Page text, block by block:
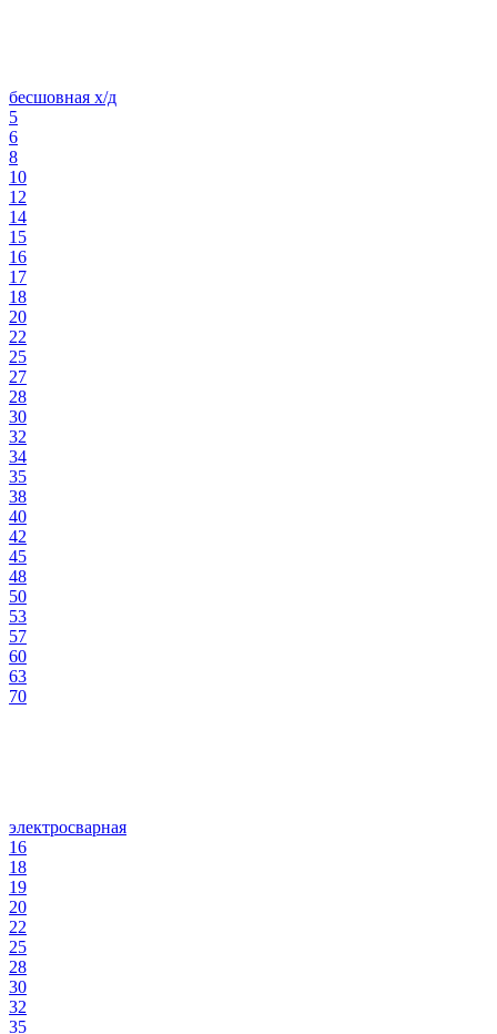
бесшовная х/д
5
6
8
10
12
14
15
16
17
18
20
22
25
27
28
30
32
34
35
38
40
42
45
48
50
53
57
60
63
70
электросварная
16
18
19
20
22
25
28
30
32
35